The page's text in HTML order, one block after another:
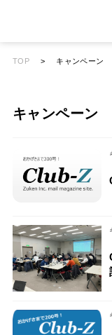
TOP > キャンペーン
キャンペーン